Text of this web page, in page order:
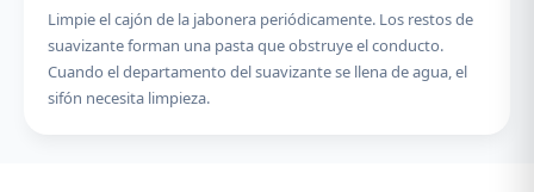
Limpie el cajón de la jabonera periódicamente. Los restos de
suavizante forman una pasta que obstruye el conducto.
Cuando el departamento del suavizante se llena de agua, el
sifón necesita limpieza.